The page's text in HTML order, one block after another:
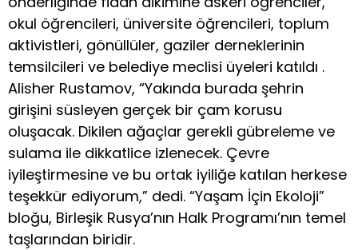
okul öğrencileri, üniversite öğrencileri, toplum
aktivistleri, gönüllüler, gaziler derneklerinin
temsilcileri ve belediye meclisi üyeleri katıldı .
Alisher Rustamov, “Yakında burada şehrin
girişini süsleyen gerçek bir çam korusu
oluşacak. Dikilen ağaçlar gerekli gübreleme ve
sulama ile dikkatlice izlenecek. Çevre
iyileştirmesine ve bu ortak iyiliğe katılan herkese
teşekkür ediyorum,” dedi. “Yaşam İçin Ekoloji”
bloğu, Birleşik Rusya’nın Halk Programı’nın temel
taşlarından biridir.